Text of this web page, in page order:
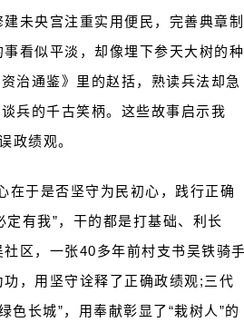
未央宫注重实用便民，完善典章制
看似平淡，却像埋下参天大树的种
治通鉴》里的赵括，熟读兵法却急
兵的千古笑柄。这些故事启示我
政绩观。
在于是否坚守为民初心，践行正确
有我”，干的都是打基础、利长
区，一张40多年前村支书吴铁骑手
，用坚守诠释了正确政绩观;三代
长城”，用奉献彰显了“栽树人”的